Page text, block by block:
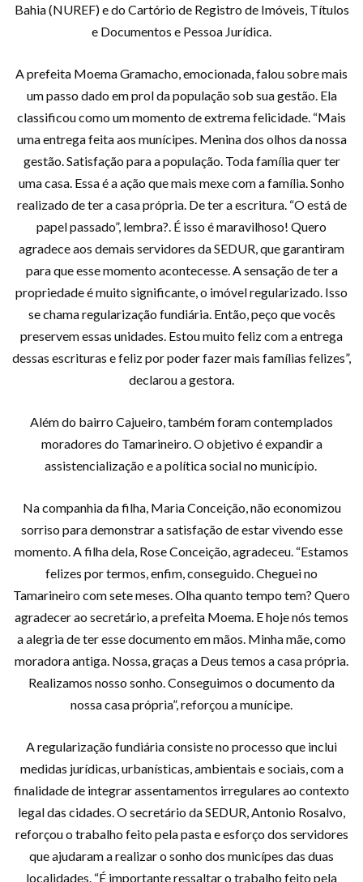
Bahia (NUREF) e do Cartório de Registro de Imóveis, Títulos
e Documentos e Pessoa Jurídica.
A prefeita Moema Gramacho, emocionada, falou sobre mais
um passo dado em prol da população sob sua gestão. Ela
classificou como um momento de extrema felicidade. “Mais
uma entrega feita aos munícipes. Menina dos olhos da nossa
gestão. Satisfação para a população. Toda família quer ter
uma casa. Essa é a ação que mais mexe com a família. Sonho
realizado de ter a casa própria. De ter a escritura. “O está de
papel passado”, lembra?. É isso é maravilhoso! Quero
agradece aos demais servidores da SEDUR, que garantiram
para que esse momento acontecesse. A sensação de ter a
propriedade é muito significante, o imóvel regularizado. Isso
se chama regularização fundiária. Então, peço que vocês
preservem essas unidades. Estou muito feliz com a entrega
dessas escrituras e feliz por poder fazer mais famílias felizes”,
declarou a gestora.
Além do bairro Cajueiro, também foram contemplados
moradores do Tamarineiro. O objetivo é expandir a
assistencialização e a política social no município.
Na companhia da filha, Maria Conceição, não economizou
sorriso para demonstrar a satisfação de estar vivendo esse
momento. A filha dela, Rose Conceição, agradeceu. “Estamos
felizes por termos, enfim, conseguido. Cheguei no
Tamarineiro com sete meses. Olha quanto tempo tem? Quero
agradecer ao secretário, a prefeita Moema. E hoje nós temos
a alegria de ter esse documento em mãos. Minha mãe, como
moradora antiga. Nossa, graças a Deus temos a casa própria.
Realizamos nosso sonho. Conseguimos o documento da
nossa casa própria”, reforçou a munícipe.
A regularização fundiária consiste no processo que inclui
medidas jurídicas, urbanísticas, ambientais e sociais, com a
finalidade de integrar assentamentos irregulares ao contexto
legal das cidades. O secretário da SEDUR, Antonio Rosalvo,
reforçou o trabalho feito pela pasta e esforço dos servidores
que ajudaram a realizar o sonho dos municípes das duas
localidades. “É importante ressaltar o trabalho feito pela